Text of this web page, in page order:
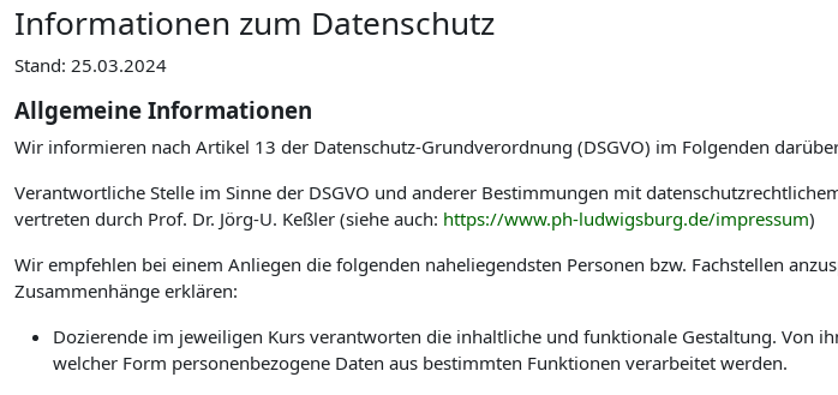
Informationen zum Datenschutz
Stand: 25.03.2024
Allgemeine Informationen
Wir informieren nach Artikel 13 der Datenschutz-Grundverordnung (DSGVO) im Folgenden
Verantwortliche Stelle im Sinne der DSGVO und anderer Bestimmungen mit
vertreten durch Prof. Dr. Jörg-U. Keßler (siehe auch: https://www.ph-ludwigsburg.de/impressum)
Wir empfehlen bei einem Anliegen die folgenden naheliegendsten Personen bzw. Fachstellen
Zusammenhänge erklären:
Dozierende im jeweiligen Kurs verantworten die inhaltliche und funktionale Gestaltung. Von
welcher Form personenbezogene Daten aus bestimmten Funktionen verarbeitet werden.